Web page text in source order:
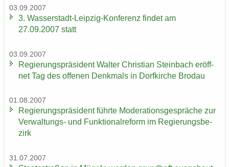
03.09.2007
3. Wasserstadt-​Leipzig-Konferenz fin­det am
27.09.2007 statt
03.09.2007
Re­gie­rungs­prä­si­dent Wal­ter Chris­ti­an Stein­bach er­öff­
net Tag des of­fe­nen Denk­mals in Dorf­kir­che Bro­dau
01.08.2007
Re­gie­rungs­prä­si­dent führ­te Mo­de­ra­ti­ons­ge­sprä­che zur
Verwaltungs-​ und Funk­tio­nal­re­form im Re­gie­rungs­be­
zirk
31.07.2007